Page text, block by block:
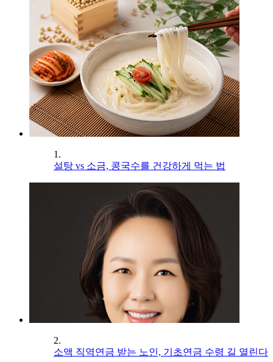
1.
설탕 vs 소금, 콩국수를 건강하게 먹는 법
2.
소액 직역연금 받는 노인, 기초연금 수령 길 열린다